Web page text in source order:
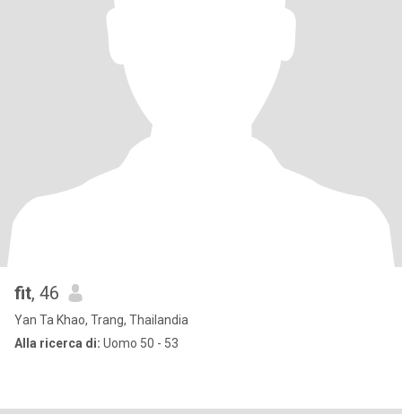
fit, 46
Yan Ta Khao, Trang, Thailandia
Alla ricerca di: Uomo 50 - 53